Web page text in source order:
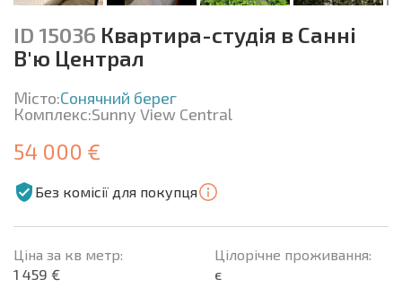
ID 15036 Квартира-студія в Санні
В'ю Централ
Місто:Сонячний берег
Комплекс:Sunny View Central
54 000 €
Без комісії для покупця
Ціна за кв метр:
1 459 €
Цілорічне проживання:
є